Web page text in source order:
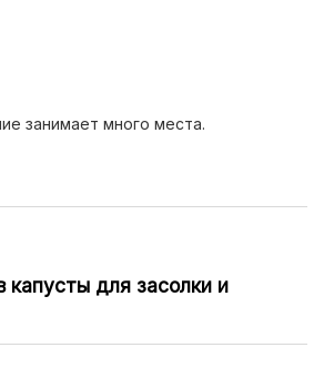
занимает много места.
капусты для засолки и